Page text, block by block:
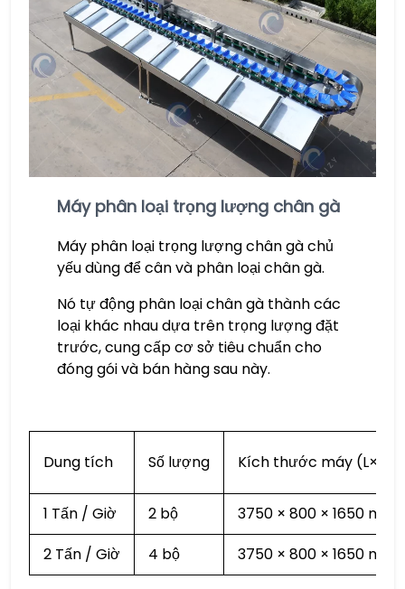
Máy phân loại trọng lượng chân gà
Máy phân loại trọng lượng chân gà chủ
yếu dùng để cân và phân loại chân gà.
Nó tự động phân loại chân gà thành các
loại khác nhau dựa trên trọng lượng đặt
trước, cung cấp cơ sở tiêu chuẩn cho
đóng gói và bán hàng sau này.
Dung tích Số lượng Kích thước máy
1 Tấn / Giờ 2 bộ
3750 × 800 × 1650 mm
2 Tấn / Giờ
4 bộ 3750 × 800 × 1650 mm